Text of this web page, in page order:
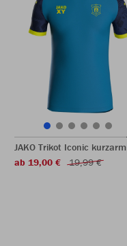
JAKO Trikot Iconic kurzarm
ab 19,00 €
19,99 €